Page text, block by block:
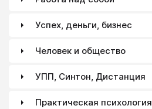
Успех, деньги, бизнес
Человек и общество
УПП, Синтон, Дистанция
Практическая психология